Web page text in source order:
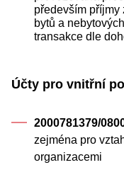
především příjmy
bytů a
transakce dle
Účty pro vnitřní
2000781379/
zejména pro
organizacemi